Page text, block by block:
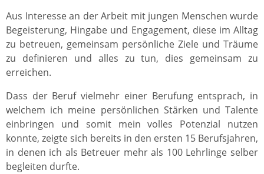
Aus Interesse an der Arbeit mit jungen Menschen wurde
Begeisterung, Hingabe und Engagement, diese im Alltag
zu betreuen, gemeinsam persönliche Ziele und Träume
zu definieren und alles zu tun, dies gemeinsam zu
erreichen.
Dass der Beruf vielmehr einer Berufung entsprach, in
welchem ich meine persönlichen Stärken und Talente
einbringen und somit mein volles Potenzial nutzen
konnte, zeigte sich bereits in den ersten 15 Berufsjahren,
in denen ich als Betreuer mehr als 100 Lehrlinge selber
begleiten durfte.